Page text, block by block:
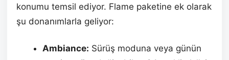
konumu temsil ediyor. Flame paketine ek olarak
şu donanımlarla geliyor:
Ambiance: Sürüş moduna veya günün